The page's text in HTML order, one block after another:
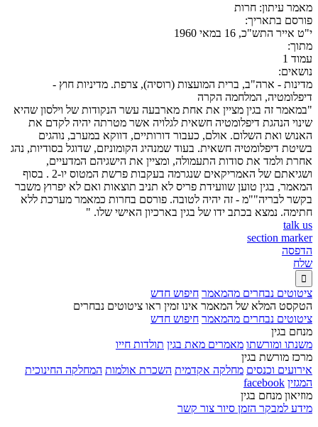
מאמר עיתון: חרות
פורסם בתאריך:
י"ט אייר התש"כ, 16 במאי 1960
מתוך:
עמוד 1
נושאים:
מדינות - ארה"ב, ברית המועצות (רוסיה), צרפת. מדיניות חוץ -
דיפלומטיה, המלחמה הקרה
"במאמר זה בגין מציין את אחת מארבעה עשר הנקודות של וילסון שהיא
שינוי הנהגת דיפלומטיה חשאית לגלויה אשר מטרתה יהיה לקדם את
האנוש ואת השלום. אולם, כעבור דורותיים, דווקא במערב, נוהגים
בשיטת דיפלומטיה חשאית. בעוד שמנהיג הקומוניזם, שדוגל בסודיות, נהג
אחרת ולמד את סודות התעמולה, ומציין את הישגיהם המדעיים,
ושגיאתם של האמריקאים שנגרמה בעקבות פרשת המטוס יו-2 . בסוף
המאמר, בגין טוען שוועידת פריס לא תניב תוצאות ואם לא יפרוץ משבר
בקשר לבריה""מ - זה יהיה לטובה. פורסם בחרות כמאמר מערכת ללא
חתימה. נמצא בכתב ידו של בגין בארכיון האישי שלו. "
talk us
section marker
הדפסה
שלח

ציטוטים נבחרים מהמאמר חיפוש חדש
הטקסט המלא של המאמר אינו זמין ראו ציטוטים נבחרים
ציטוטים נבחרים מהמאמר חיפוש חדש
מנחם בגין
משנתו ומורשתו מאמרים מאת בגין תולדות חייו
מרכז מורשת בגין
אירועים וכנסים מחלקה אקדמית השכרת אולמות המחלקה החינוכית
המגזין facebook
מוזיאון מנחם בגין
מידע למבקר הזמן סיור צור קשר